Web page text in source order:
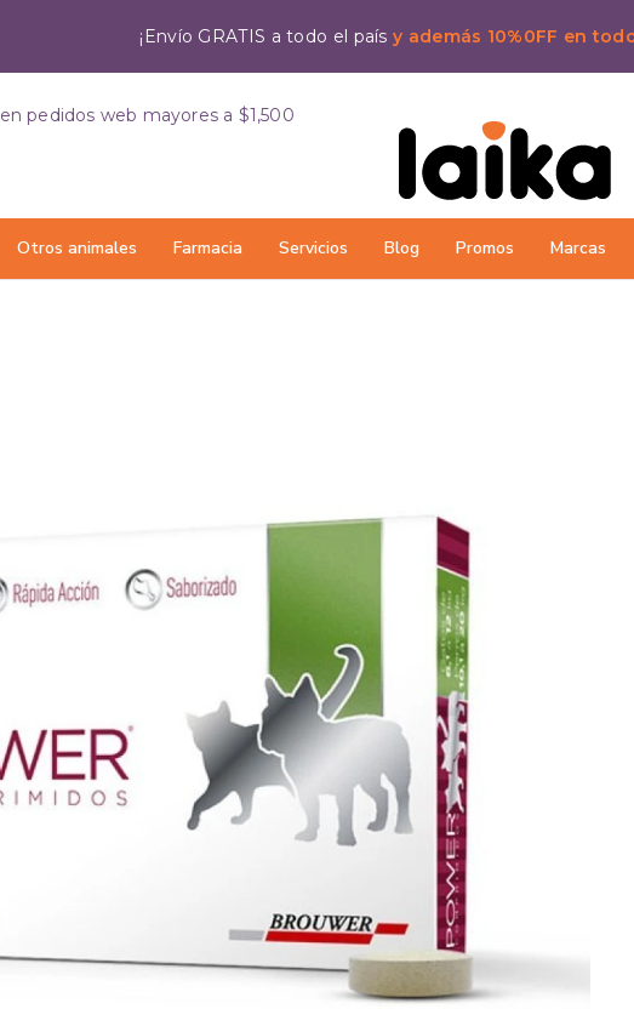
¡Envío GRATIS a todo el paísy además 10%0FF en
Otros animales Farmacia Servicios Blog Promos Marcas
en pedidos web mayores a $1,500